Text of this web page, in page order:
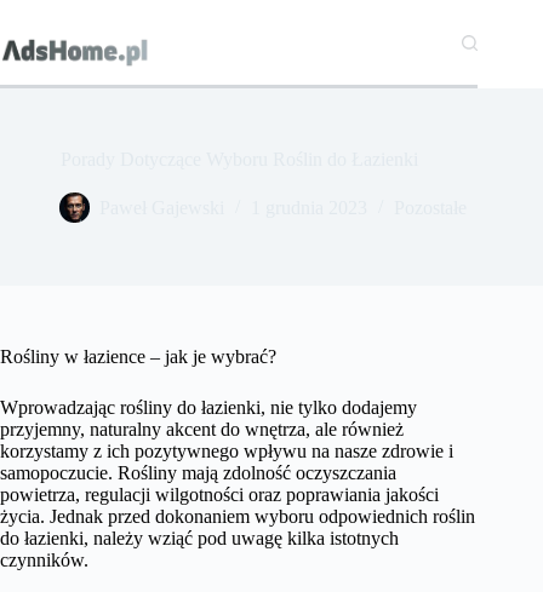
treści
Rośliny w łazience – jak je wybrać?
Wprowadzając rośliny do łazienki, nie tylko dodajemy
przyjemny, naturalny akcent do wnętrza, ale również
korzystamy z ich pozytywnego wpływu na nasze zdrowie i
samopoczucie. Rośliny mają zdolność oczyszczania
powietrza, regulacji wilgotności oraz poprawiania jakości
życia. Jednak przed dokonaniem wyboru odpowiednich roślin
do łazienki, należy wziąć pod uwagę kilka istotnych
czynników.